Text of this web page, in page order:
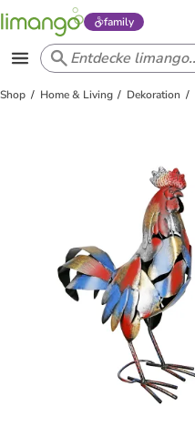
family
Shop Home & Living Dekoration